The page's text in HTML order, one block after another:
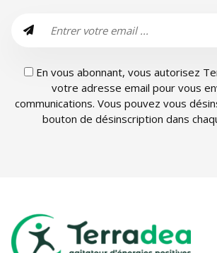
En vous abonnant, vous autorisez
votre adresse email pour vous
communications. Vous pouvez vous
bouton de désinscription dans